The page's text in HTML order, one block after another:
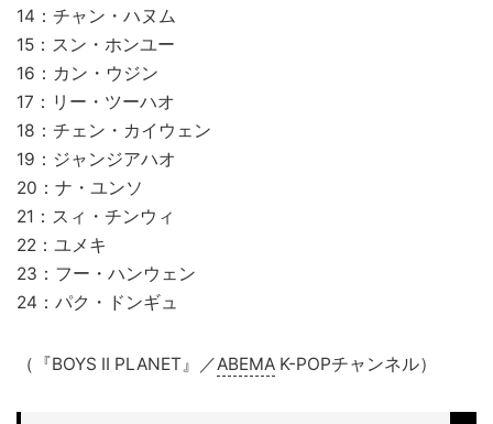
14：チャン・ハヌム
15：スン・ホンユー
16：カン・ウジン
17：リー・ツーハオ
18：チェン・カイウェン
19：ジャンジアハオ
20：ナ・ユンソ
21：スィ・チンウィ
22：ユメキ
23：フー・ハンウェン
24：パク・ドンギュ
（『BOYS II PLANET』／ABEMA K-POPチャンネル）